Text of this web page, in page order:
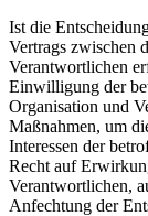
Ist die
Vertrags zwischen
Verantwortlichen
Einwilligung der
Organisation und
Maßnahmen, um
Interessen der
Recht auf
Verantwortlichen,
Anfechtung der